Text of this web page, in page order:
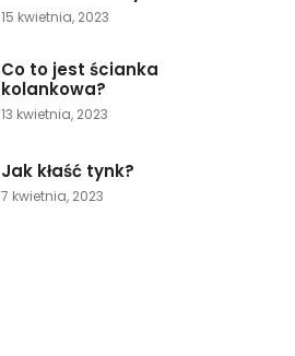
15 kwietnia, 2023
Co to jest ścianka
kolankowa?
13 kwietnia, 2023
Jak kłaść tynk?
7 kwietnia, 2023